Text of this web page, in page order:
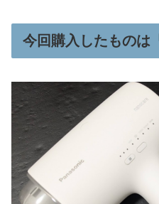
今回購入したものは